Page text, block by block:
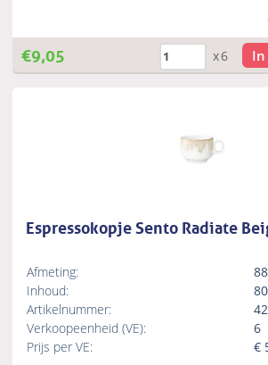
€9,05 x6
Espressokopje Sento Radiate
Afmeting:
Inhoud:
Artikelnummer:
Verkoopeenheid (VE):
6
Prijs per VE:
€